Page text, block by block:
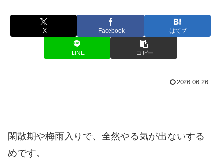
X Facebook はてブ
LINE コピー
2026.06.26
閑散期や梅雨入りで、全然やる気が出ないする
めです。